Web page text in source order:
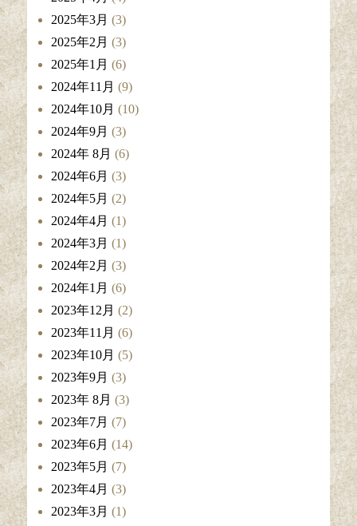
2025年3月 (3)
2025年2月 (3)
2025年1月 (6)
2024年11月 (9)
2024年10月 (10)
2024年9月 (3)
2024年 8月 (6)
2024年6月 (3)
2024年5月 (2)
2024年4月 (1)
2024年3月 (1)
2024年2月 (3)
2024年1月 (6)
2023年12月 (2)
2023年11月 (6)
2023年10月 (5)
2023年9月 (3)
2023年 8月 (3)
2023年7月 (7)
2023年6月 (14)
2023年5月 (7)
2023年4月 (3)
2023年3月 (1)